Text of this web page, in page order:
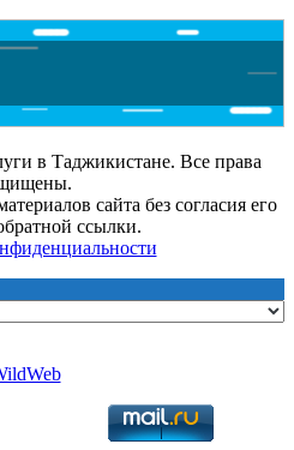
в Таджикистане. Все права
сайта без согласия его
ссылки.